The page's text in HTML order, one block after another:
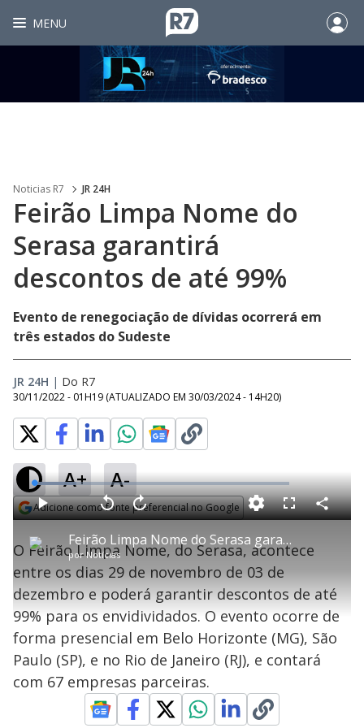
MENU
Noticias R7 JR 24H
Feirão Limpa Nome do
Serasa garantirá
descontos de até 99%
Evento de renegociação de dívidas ocorrerá em
três estados do Sudeste
JR 24H | Do R7
30/11/2022 - 01H19 (ATUALIZADO EM 30/03/2024 - 14H20)
A+ A-
Adicione como fonte preferencial no Google
P
l
a
y
Feirão Limpa Nome do Serasa garantirá descontos de até 99%
porNotícias
P V
a
r
1
0
e
g
n
d
s
A
n
ç
a
1
s
e
u
n
o
s
L
o
a
d
e
1
6
.
6
7
F
l
s
c
C
o
h
a
O Feirão Limpa Nome, do Serasa, acontece
entre os dias 29 de novembro de 03 de
dezembro e poderá garantir descontos de até
99% para os envidividados. O evento ocorre de
forma presencial em Belo Horizonte (MG), São
Paulo (SP), e no Rio de Janeiro (RJ), e contará
com 67 empresas parceiras.